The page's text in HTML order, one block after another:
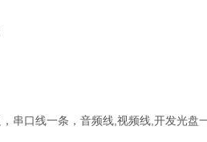
串口线一条，音频线,视频线,开发光盘